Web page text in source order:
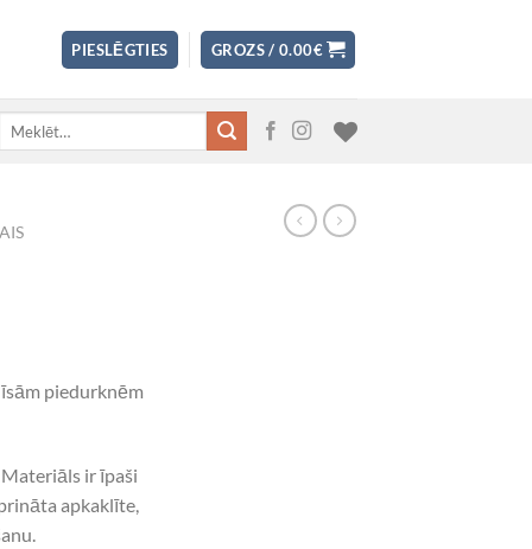
PIESLĒGTIES GROZS /0.00€
piedurknēm
ir īpaši
apkaklīte,